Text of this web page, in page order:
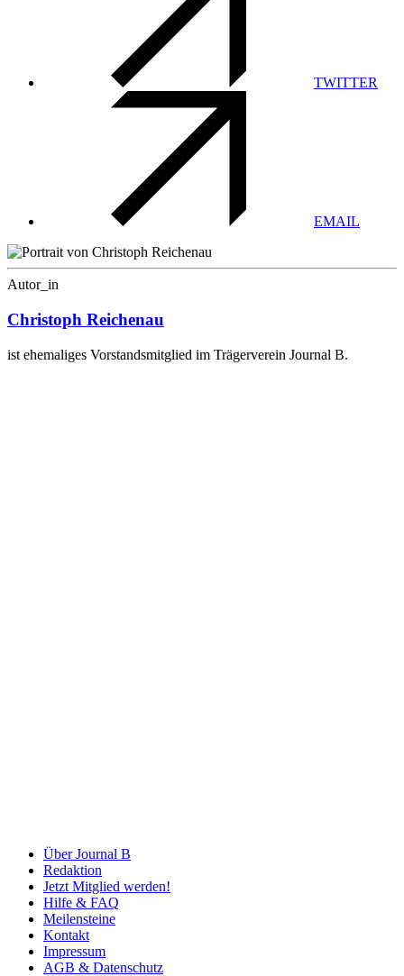
TWITTER
EMAIL
Autor_in
Christoph Reichenau
ist ehemaliges Vorstandsmitglied im Trägerverein Journal B.
Über Journal B
Redaktion
Jetzt Mitglied werden!
Hilfe & FAQ
Meilensteine
Kontakt
Impressum
AGB & Datenschutz